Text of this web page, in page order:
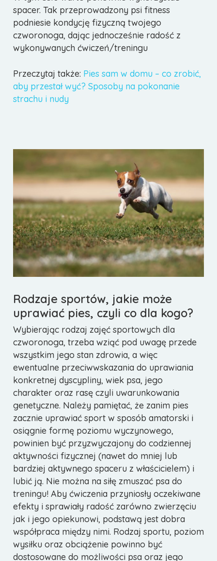
spacer. Tak przeprowadzony psi fitness
podniesie kondycję fizyczną twojego
czworonoga, dając jednocześnie radość z
wykonywanych ćwiczeń/treningu
Przeczytaj także: Pies sam w domu – co zrobić,
aby przestał wyć? Sposoby na pokonanie
strachu i nudy
Rodzaje sportów, jakie może
uprawiać pies, czyli co dla kogo?
Wybierając rodzaj zajęć sportowych dla
czworonoga, trzeba wziąć pod uwagę przede
wszystkim jego stan zdrowia, a więc
ewentualne przeciwwskazania do uprawiania
konkretnej dyscypliny, wiek psa, jego
charakter oraz rasę czyli uwarunkowania
genetyczne. Należy pamiętać, że zanim pies
zacznie uprawiać sport w sposób amatorski i
osiągnie formę poziomu wyczynowego,
powinien być przyzwyczajony do codziennej
aktywności fizycznej (nawet do mniej lub
bardziej aktywnego spaceru z właścicielem) i
lubić ją. Nie można na siłę zmuszać psa do
treningu! Aby ćwiczenia przyniosły oczekiwane
efekty i sprawiały radość zarówno zwierzęciu
jak i jego opiekunowi, podstawą jest dobra
współpraca między nimi. Rodzaj sportu, poziom
wysiłku oraz obciążenie powinno być
dostosowane do możliwości psa oraz jego